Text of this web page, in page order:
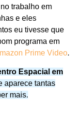
trabalho em
e eles
eu tivesse que
programa em
Prime Video.
Espacial em
aparece tantas
mais.